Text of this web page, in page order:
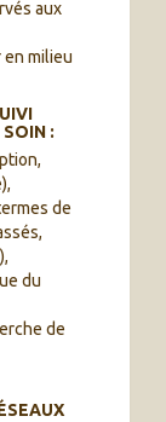
aux
en milieu
:
de
du
de